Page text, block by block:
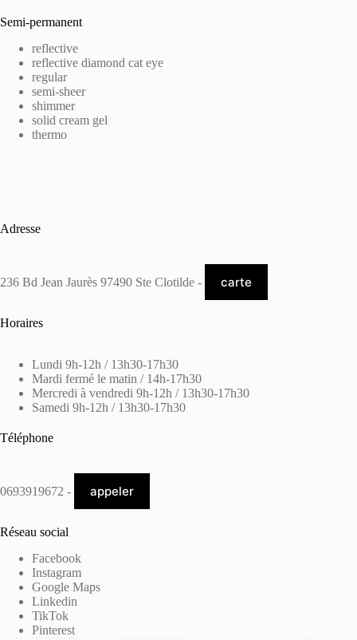
Semi-permanent
reflective
reflective diamond cat eye
regular
semi-sheer
shimmer
solid cream gel
thermo
Adresse
236 Bd Jean Jaurès 97490 Ste Clotilde - carte
Horaires
Lundi 9h-12h / 13h30-17h30
Mardi fermé le matin / 14h-17h30
Mercredi à vendredi 9h-12h / 13h30-17h30
Samedi 9h-12h / 13h30-17h30
Téléphone
0693919672 - appeler
Réseau social
Facebook
Instagram
Google Maps
Linkedin
TikTok
Pinterest